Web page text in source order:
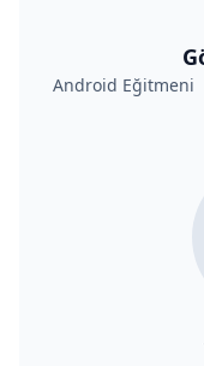
Android Eğitmeni